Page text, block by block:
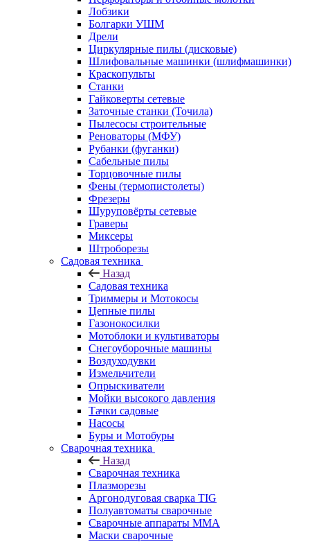
Лобзики
Болгарки УШМ
Дрели
Циркулярные пилы (дисковые)
Шлифовальные машинки (шлифмашинки)
Краскопульты
Станки
Гайковерты сетевые
Заточные станки (Точила)
Пылесосы строительные
Реноваторы (МФУ)
Рубанки (фуганки)
Сабельные пилы
Торцовочные пилы
Фены (термопистолеты)
Фрезеры
Шуруповёрты сетевые
Граверы
Миксеры
Штроборезы
Садовая техника
Назад
Садовая техника
Триммеры и Мотокосы
Цепные пилы
Газонокосилки
Мотоблоки и культиваторы
Снегоуборочные машины
Воздуходувки
Измельчители
Опрыскиватели
Мойки высокого давления
Тачки садовые
Насосы
Буры и Мотобуры
Сварочная техника
Назад
Сварочная техника
Плазморезы
Аргонодуговая сварка TIG
Полуавтоматы сварочные
Сварочные аппараты ММА
Маски сварочные